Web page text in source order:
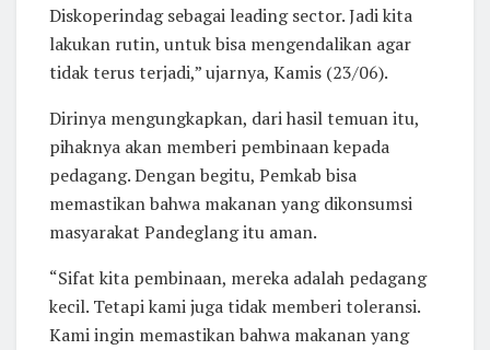
Diskoperindag sebagai leading sector. Jadi kita
lakukan rutin, untuk bisa mengendalikan agar
tidak terus terjadi,” ujarnya, Kamis (23/06).
Dirinya mengungkapkan, dari hasil temuan itu,
pihaknya akan memberi pembinaan kepada
pedagang. Dengan begitu, Pemkab bisa
memastikan bahwa makanan yang dikonsumsi
masyarakat Pandeglang itu aman.
“Sifat kita pembinaan, mereka adalah pedagang
kecil. Tetapi kami juga tidak memberi toleransi.
Kami ingin memastikan bahwa makanan yang